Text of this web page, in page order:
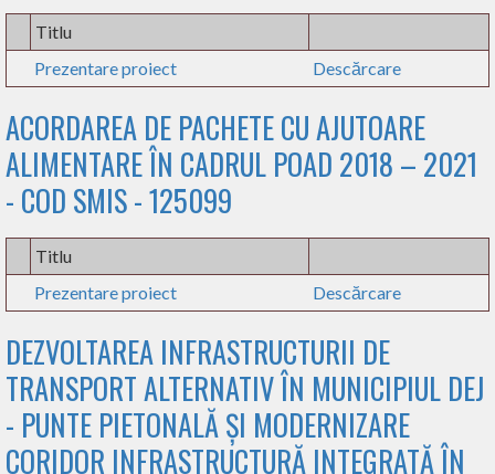
Titlu
Prezentare proiect
Descărcare
ACORDAREA DE PACHETE CU AJUTOARE
ALIMENTARE ÎN CADRUL POAD 2018 – 2021
- COD SMIS - 125099
Titlu
Prezentare proiect
Descărcare
DEZVOLTAREA INFRASTRUCTURII DE
TRANSPORT ALTERNATIV ÎN MUNICIPIUL DEJ
- PUNTE PIETONALĂ ȘI MODERNIZARE
CORIDOR INFRASTRUCTURĂ INTEGRATĂ ÎN